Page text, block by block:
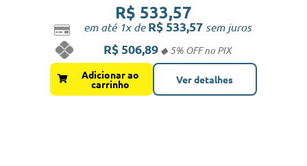
R$ 533,57
em até 1x deR$533,57sem juros
R$ 506,89
Adicionar ao
carrinho Ver detalhes